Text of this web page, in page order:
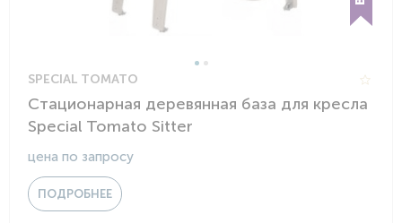
SPECIAL TOMATO
Стационарная деревянная база для кресла
Special Tomato Sitter
цена по запросу
ПОДРОБНЕЕ